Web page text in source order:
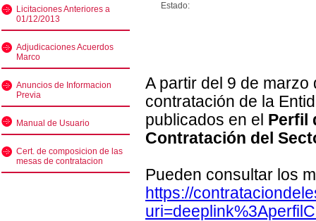
Licitaciones Anteriores a
01/12/2013
Adjudicaciones Acuerdos
Marco
Anuncios de Informacion
Previa
Manual de Usuario
Cert. de composicion de las
mesas de contratacion
Estado:
A partir del 9 de
contratación de la
publicados en el Perfil
Contratación del
Pueden consultar los
https://